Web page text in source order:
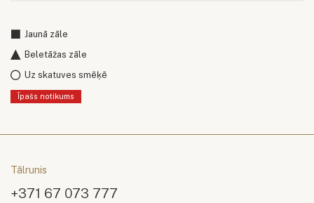
Jaunā zāle
Beletāžas zāle
Uz skatuves smēķē
Īpašs notikums
Tālrunis
+371 67 073 777